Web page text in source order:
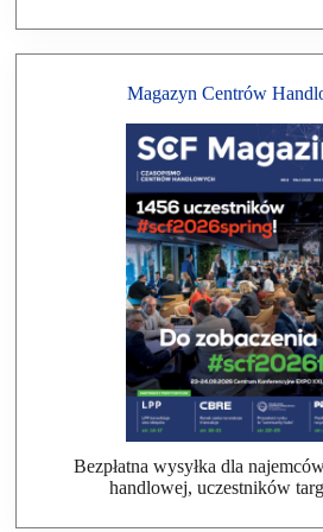
Magazyn Centrów
Bezpłatna wysyłka dla
handlowej, uczestników